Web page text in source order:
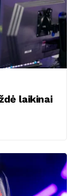
laikinai